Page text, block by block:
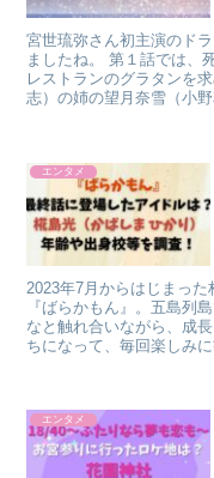
宮世琉弥さん初主演のド
ましたね。 第１話では、
レストランのグラタンを
志）の姉の望月奈雪（小
エンタメ
2023年7月からはじまっ
『ばらかもん』。五島列
なと触れ合いながら、成
ちになって、毎回楽しみ
エンタメ